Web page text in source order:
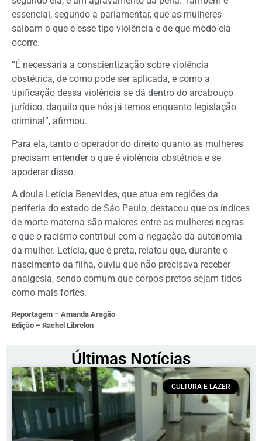
essencial, segundo a parlamentar, que as mulheres
saibam o que é esse tipo violência e de que modo ela
ocorre.
“É necessária a conscientização sobre violência
obstétrica, de como pode ser aplicada, e como a
tipificação dessa violência se dá dentro do arcabouço
jurídico, daquilo que nós já temos enquanto legislação
criminal”, afirmou.
Para ela, tanto o operador do direito quanto as mulheres
precisam entender o que é violência obstétrica e se
apoderar disso.
A doula Letícia Benevides, que atua em regiões da
periferia do estado de São Paulo, destacou que os índices
de morte materna são maiores entre as mulheres negras
e que o racismo contribui com a negação da autonomia
da mulher. Letícia, que é preta, relatou que, durante o
nascimento da filha, ouviu que não precisava receber
analgesia, sendo comum que corpos pretos sejam tidos
como mais fortes.
Reportagem – Amanda Aragão
Edição – Rachel Librelon
Últimas Notícias
CULTURA E LAZER